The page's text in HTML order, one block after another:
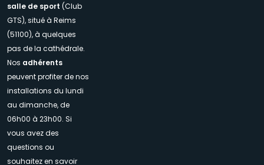
salle de sport (Club
GTS), situé à Reims
(51100), à quelques
pas de la cathédrale.
Nos adhérents
peuvent profiter de nos
installations du lundi
au dimanche, de
06h00 à 23h00. Si
vous avez des
questions ou
souhaitez en savoir